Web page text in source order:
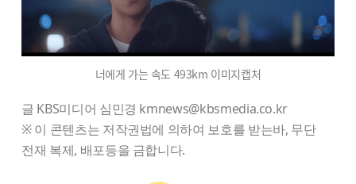
너에게 가는 속도 493km 이미지캡처
글 KBS미디어 심민경 kmnews@kbsmedia.co.kr
※ 이 콘텐츠는 저작권법에 의하여 보호를 받는바, 무단
전재 복제, 배포등을 금합니다.